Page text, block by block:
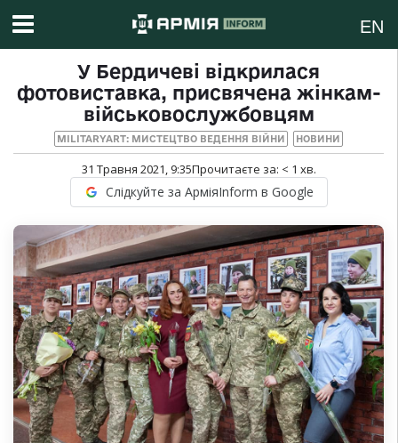
EN
У Бердичеві відкрилася
фотовиставка, присвячена жінкам-
військовослужбовцям
MILITARYART: МИСТЕЦТВО ВЕДЕННЯ ВІЙНИ НОВИНИ
31 Травня 2021, 9:35Прочитаєте за: < 1 хв.
Слідкуйте за АрміяInform в Google